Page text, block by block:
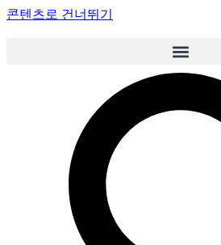
콘텐츠로 건너뛰기